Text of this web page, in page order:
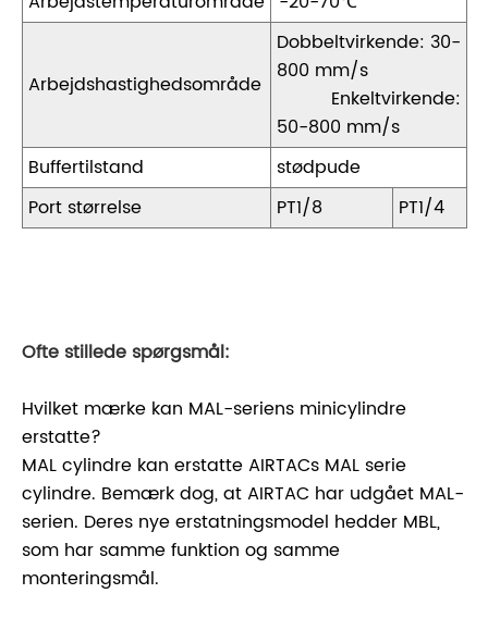
Arbejdshastighedsområde
Dobbeltvirkende: 30-
800 mm/s
Enkeltvirkende:
50-800 mm/s
Buffertilstand
stødpude
Port størrelse
PT1/8 PT1/4
Ofte stillede spørgsmål:
Hvilket mærke kan MAL-seriens minicylindre
erstatte?
MAL cylindre kan erstatte AIRTACs MAL serie
cylindre. Bemærk dog, at AIRTAC har udgået MAL-
serien. Deres nye erstatningsmodel hedder MBL,
som har samme funktion og samme
monteringsmål.